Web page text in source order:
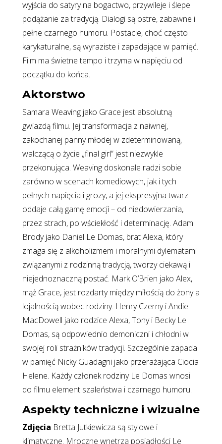
wyjścia do satyry na bogactwo, przywileje i ślepe
podążanie za tradycją. Dialogi są ostre, zabawne i
pełne czarnego humoru. Postacie, choć często
karykaturalne, są wyraziste i zapadające w pamięć.
Film ma świetne tempo i trzyma w napięciu od
początku do końca.
Aktorstwo
Samara Weaving jako Grace jest absolutną
gwiazdą filmu. Jej transformacja z naiwnej,
zakochanej panny młodej w zdeterminowaną,
walczącą o życie „final girl” jest niezwykle
przekonująca. Weaving doskonale radzi sobie
zarówno w scenach komediowych, jak i tych
pełnych napięcia i grozy, a jej ekspresyjna twarz
oddaje całą gamę emocji – od niedowierzania,
przez strach, po wściekłość i determinację. Adam
Brody jako Daniel Le Domas, brat Alexa, który
zmaga się z alkoholizmem i moralnymi dylematami
związanymi z rodzinną tradycją, tworzy ciekawą i
niejednoznaczną postać. Mark O’Brien jako Alex,
mąż Grace, jest rozdarty między miłością do żony a
lojalnością wobec rodziny. Henry Czerny i Andie
MacDowell jako rodzice Alexa, Tony i Becky Le
Domas, są odpowiednio demoniczni i chłodni w
swojej roli strażników tradycji. Szczególnie zapada
w pamięć Nicky Guadagni jako przerażająca Ciocia
Helene. Każdy członek rodziny Le Domas wnosi
do filmu element szaleństwa i czarnego humoru.
Aspekty techniczne i wizualne
Zdjęcia Bretta Jutkiewicza są stylowe i
klimatyczne. Mroczne wnętrza posiadłości Le